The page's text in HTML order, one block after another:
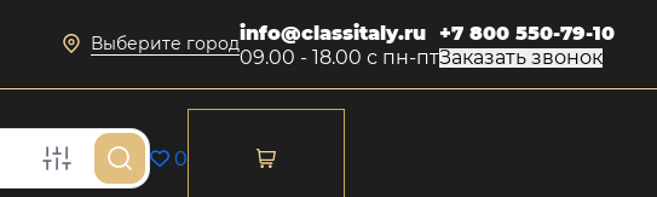
Выберите городinfo@classitaly.ru
09.00 - 18.00 с пн-пт
+7 800 550-79-10
Заказать звонок
0